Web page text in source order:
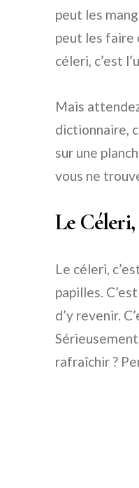
peut les
peut les faire
céleri, c’est
Mais
dictionnaire,
sur une
vous ne
Le
Le céleri,
papilles.
d’y revenir.
rafraîchir ?